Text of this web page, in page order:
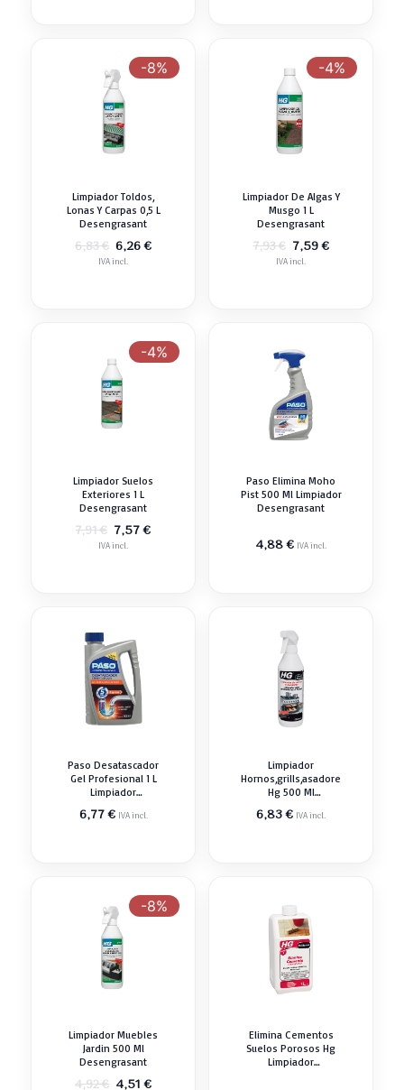
-8%
Limpiador Toldos,
Lonas Y Carpas 0,5 L
Desengrasant
6,83€ El
precio
6,26€El
IVA incl.
-4%
Limpiador De Algas Y
Musgo 1 L
Desengrasant
7,93€ El
precio
7,59€El
IVA incl.
-4%
Limpiador Suelos
Exteriores 1 L
Desengrasant
7,91€ El
precio
7,57€El
IVA incl.
Paso Elimina Moho
Pist 500 Ml Limpiador
Desengrasant
4,88€ IVA incl.
Paso Desatascador
Gel Profesional 1 L
Limpiador
6,77€ IVA incl.
Limpiador
Hornos,grills,asadores
Hg 500 Ml
6,83€ IVA incl.
-8%
Limpiador Muebles
Jardin 500 Ml
Desengrasant
4,92€ El
4,51€El
Elimina Cementos
Suelos Porosos Hg
Limpiador